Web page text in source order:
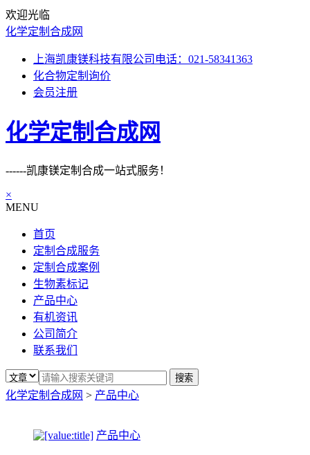
欢迎光临
化学定制合成网
上海凯康镁科技有限公司电话：021-58341363
化合物定制询价
会员注册
化学定制合成网
------凯康镁定制合成一站式服务！
×
MENU
首页
定制合成服务
定制合成案例
生物素标记
产品中心
有机资讯
公司简介
联系我们
化学定制合成网 > 产品中心
产品中心